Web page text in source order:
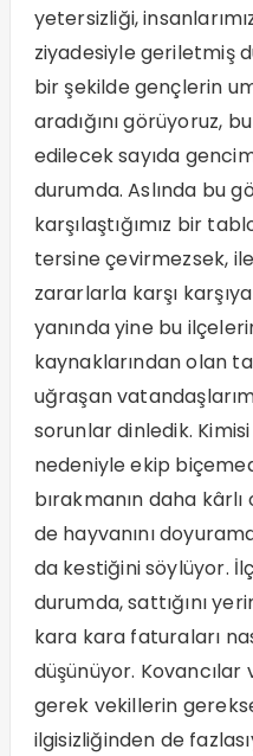
yetersizliği,
ziyadesiyle geriletmiş
bir şekilde gençlerin
aradığını görüyoruz,
edilecek sayıda
durumda. Aslında bu
karşılaştığımız bir
tersine çevirmezsek,
zararlarla karşı
yanında yine bu
kaynaklarından olan
uğraşan
sorunlar dinledik.
nedeniyle ekip
bırakmanın daha
de hayvanını
da kestiğini söylüyor.
durumda, sattığını
kara kara faturaları
düşünüyor.
gerek vekillerin
ilgisizliğinden de